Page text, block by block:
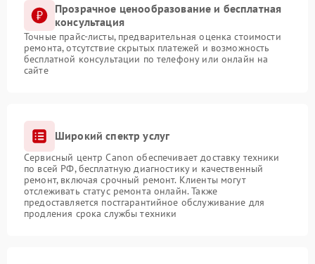
Прозрачное ценообразование и бесплатная
консультация
Точные прайс-листы, предварительная оценка стоимости
ремонта, отсутствие скрытых платежей и возможность
бесплатной консультации по телефону или онлайн на
сайте
Широкий спектр услуг
Сервисный центр Canon обеспечивает доставку техники
по всей РФ, бесплатную диагностику и качественный
ремонт, включая срочный ремонт. Клиенты могут
отслеживать статус ремонта онлайн. Также
предоставляется постгарантийное обслуживание для
продления срока службы техники